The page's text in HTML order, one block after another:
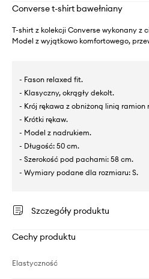
Converse t-shirt bawełniany
T-shirt z kolekcji Converse wykonany z
Model z wyjątkowo komfortowego,
- Fason relaxed fit.
- Klasyczny, okrągły dekolt.
- Krój rękawa z obniżoną linią
- Krótki rękaw.
- Model z nadrukiem.
- Długość: 50 cm.
- Szerokość pod pachami: 58 cm.
- Wymiary podane dla rozmiaru: S.
Szczegóły produktu
Cechy produktu
Elastyczność